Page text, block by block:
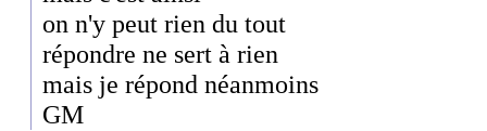
on n'y peut rien du tout
répondre ne sert à rien
mais je répond néanmoins
GM